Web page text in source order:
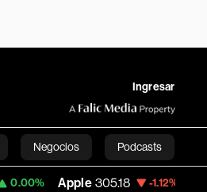
Ingresar
Negocios Podcasts
Apple 305.18 -1.12% USD COP